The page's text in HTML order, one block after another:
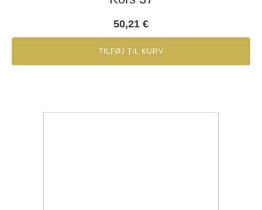
50,21 €
TILFØJ TIL KURV